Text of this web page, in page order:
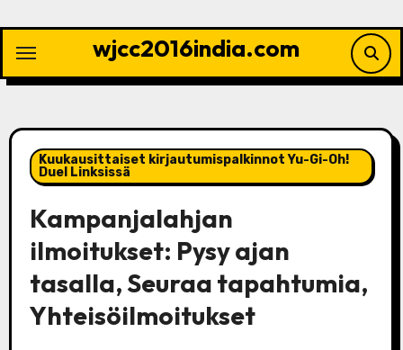
content
wjcc2016india.com
Kuukausittaiset kirjautumispalkinnot Yu-Gi-Oh!
Duel Linksissä
Kampanjalahjan
ilmoitukset: Pysy ajan
tasalla, Seuraa tapahtumia,
Yhteisöilmoitukset